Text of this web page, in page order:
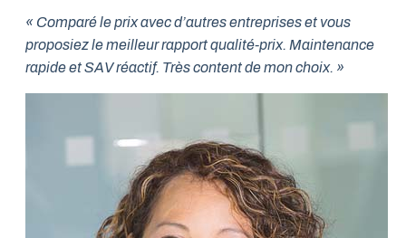
« Comparé le prix avec d’autres entreprises et vous
proposiez le meilleur rapport qualité-prix. Maintenance
rapide et SAV réactif. Très content de mon choix. »